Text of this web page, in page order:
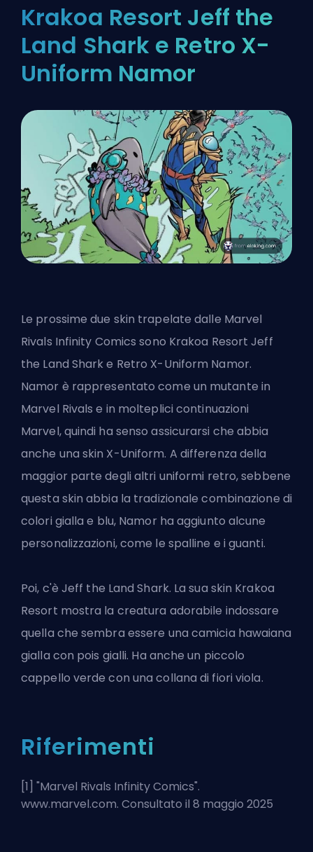
Krakoa Resort Jeff the
Land Shark e Retro X-
Uniform Namor
Le prossime due skin trapelate dalle Marvel
Rivals Infinity Comics sono Krakoa Resort Jeff
the Land Shark e Retro X-Uniform Namor.
Namor è rappresentato come un mutante in
Marvel Rivals e in molteplici continuazioni
Marvel, quindi ha senso assicurarsi che abbia
anche una skin X-Uniform. A differenza della
maggior parte degli altri uniformi retro, sebbene
questa skin abbia la tradizionale combinazione di
colori gialla e blu, Namor ha aggiunto alcune
personalizzazioni, come le spalline e i guanti.
Poi, c'è Jeff the Land Shark. La sua skin Krakoa
Resort mostra la creatura adorabile indossare
quella che sembra essere una camicia hawaiana
gialla con pois gialli. Ha anche un piccolo
cappello verde con una collana di fiori viola.
Riferimenti
[1] "Marvel Rivals Infinity Comics".
www.marvel.com. Consultato il 8 maggio 2025